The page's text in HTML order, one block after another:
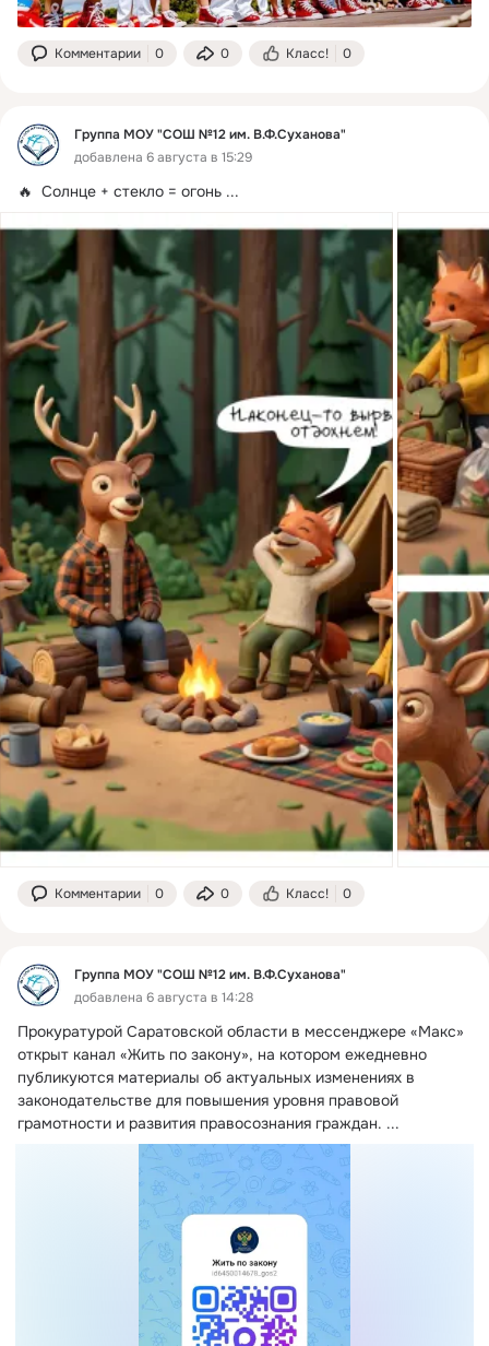
Комментарии 0 0 Класс! 0
Группа МОУ "СОШ №12 им. В.Ф.Суханова"
добавлена 6 августа в 15:29
🔥  Солнце + стекло = огонь ...
Комментарии 0 0 Класс! 0
Группа МОУ "СОШ №12 им. В.Ф.Суханова"
добавлена 6 августа в 14:28
Прокуратурой Саратовской области в мессенджере «Макс»
открыт канал «Жить по закону», на котором ежедневно
публикуются материалы об актуальных изменениях в
законодательстве для повышения уровня правовой
грамотности и развития правосознания граждан. ...